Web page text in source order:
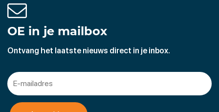
vonkjes, dus intern in uw bedrijfshal is het een zeer veilig
voertuig.
Sinds eind 2014 hebben zijn wij ook dealer van een
Dit merk heeft een breed scala aan modellen. Dus voor
elk wat wils.
OE in je mailbox
Ontvang het laatste nieuws direct in je inbox.